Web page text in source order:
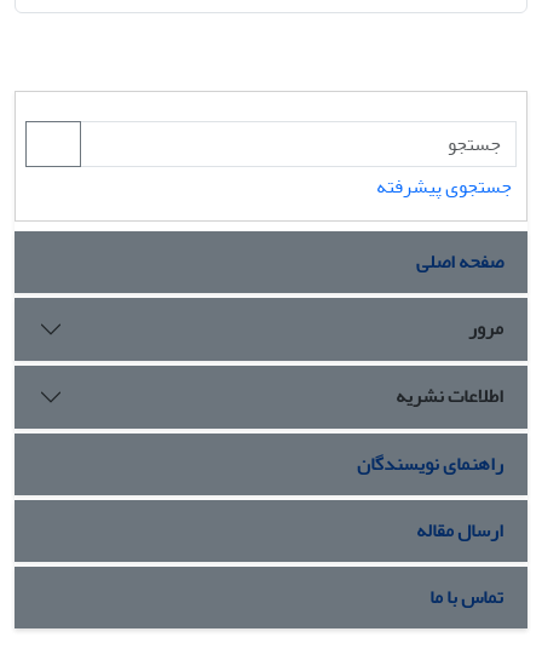
جستجوی پیشرفته
صفحه اصلی
مرور
اطلاعات نشریه
راهنمای نویسندگان
ارسال مقاله
تماس با ما